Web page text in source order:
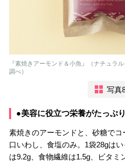
『素焼きアーモンド＆小魚』（ナチュラ
調べ）
写真
●美容に役立つ栄養がたっぷり
素焼きのアーモンドと、砂糖で
口いわし、食塩のみ。1袋28gは
は9.2g、食物繊維は1.5g、ビタミ